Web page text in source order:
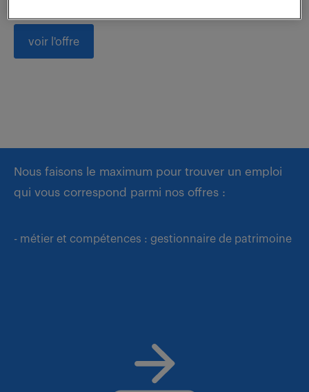
voir l'offre
Nous faisons le maximum pour trouver un emploi
qui vous correspond parmi nos offres :
- métier et compétences : gestionnaire de patrimoine